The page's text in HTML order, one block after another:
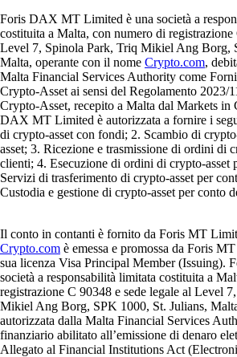
Foris DAX MT Limited è una società a
costituita a Malta, con numero di registrazione
Level 7, Spinola Park, Triq Mikiel Ang Borg,
Malta, operante con il nome Crypto.com,
Malta Financial Services Authority come
Crypto-Asset ai sensi del Regolamento 2023/
Crypto-Asset, recepito a Malta dal Markets in
DAX MT Limited è autorizzata a fornire i
di crypto-asset con fondi; 2. Scambio di
asset; 3. Ricezione e trasmissione di ordini di
clienti; 4. Esecuzione di ordini di crypto-asset
Servizi di trasferimento di crypto-asset per
Custodia e gestione di crypto-asset per conto
Il conto in contanti è fornito da Foris MT
Crypto.com è emessa e promossa da Foris
sua licenza Visa Principal Member (Issuing).
società a responsabilità limitata costituita a
registrazione C 90348 e sede legale al Level
Mikiel Ang Borg, SPK 1000, St. Julians,
autorizzata dalla Malta Financial Services
finanziario abilitato all’emissione di denaro
Allegato al Financial Institutions Act